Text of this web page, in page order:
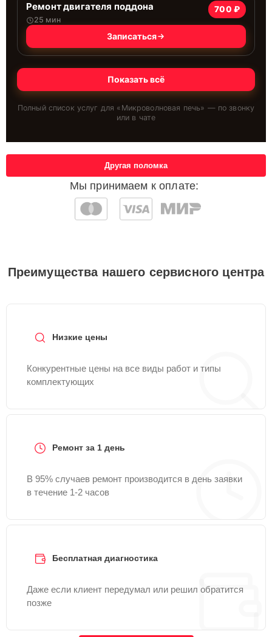
Ремонт двигателя поддона
25 мин
700 ₽
Записаться
Показать всё
Полный список услуг для « Микроволновая печь» — по звонку
или в чате
Мы принимаем к оплате:
Другая поломка
Преимущества нашего сервисного центра
Низкие цены
Конкурентные цены на все виды работ и типы
комплектующих
Ремонт за 1 день
В 95% случаев ремонт производится в день заявки
в течение 1-2 часов
Бесплатная диагностика
Даже если клиент передумал или решил обратится
позже